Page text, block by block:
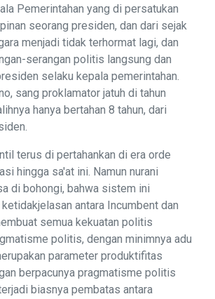
Pemerintahan yang di persatukan
seorang presiden, dan dari sejak
menjadi tidak terhormat lagi, dan
serangan politis langsung dan
selaku kepala pemerintahan.
sang proklamator jatuh di tahun
hanya bertahan 8 tahun, dari
terus di pertahankan di era orde
hingga sa'at ini. Namun nurani
di bohongi, bahwa sistem ini
antara Incumbent dan
semua kekuatan politis
politis, dengan minimnya adu
parameter produktifitas
berpacunya pragmatisme politis
biasnya pembatas antara